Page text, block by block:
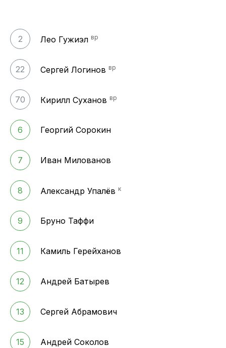
2 Лео Гужиэл вр
22 Сергей Логинов вр
70 Кирилл Суханов вр
6 Георгий Сорокин
7 Иван Милованов
8 Александр Упалёв к
9 Бруно Таффи
11 Камиль Герейханов
12 Андрей Батырев
13 Сергей Абрамович
15 Андрей Соколов